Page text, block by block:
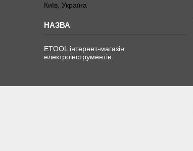
Київ, Україна
ETOOL інтернет-магазін
електроінструментів